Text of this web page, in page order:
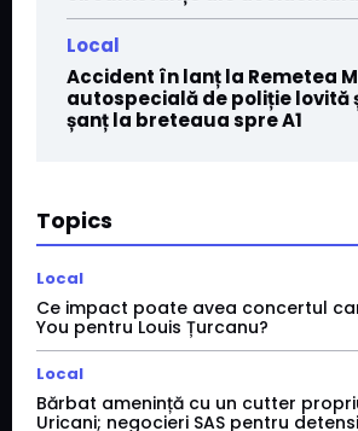
Local
Accident în lanț la Remetea
autospecială de poliție lovită
șanț la breteaua spre A1
Topics
Local
Ce impact poate avea concertul
You pentru Louis Țurcanu?
Local
Bărbat amenință cu un cutter
Uricani; negocieri SAS pentru